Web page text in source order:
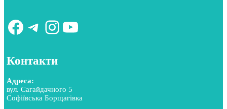
Контакти
Адреса:
вул. Сагайдачного 5
Софіївська Борщагівка